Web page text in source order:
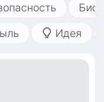
как одежда,
кожевенные
продукты
Идея